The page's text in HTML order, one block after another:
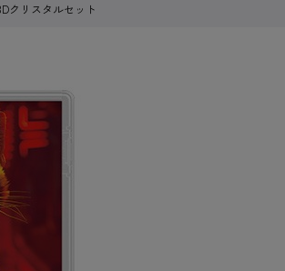
クリスタルセット